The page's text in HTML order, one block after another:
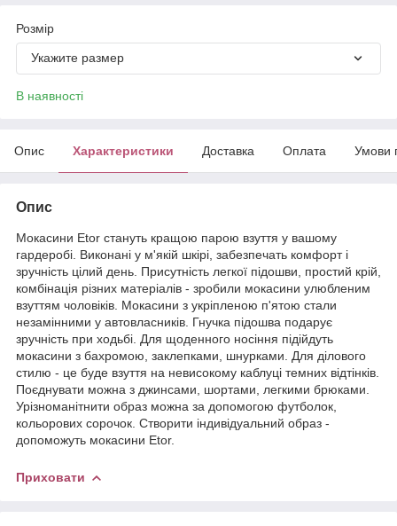
Розмір
Укажите размер
В наявності
Опис Характеристики Доставка Оплата Умови
Опис
Мокасини Etor стануть кращою парою взуття у вашому
гардеробі. Виконані у м'якій шкірі, забезпечать комфорт і
зручність цілий день. Присутність легкої підошви, простий крій,
комбінація різних матеріалів - зробили мокасини улюбленим
взуттям чоловіків. Мокасини з укріпленою п'ятою стали
незамінними у автовласників. Гнучка підошва подарує
зручність при ходьбі. Для щоденного носіння підійдуть
мокасини з бахромою, заклепками, шнурками. Для ділового
стилю - це буде взуття на невисокому каблуці темних відтінків.
Поєднувати можна з джинсами, шортами, легкими брюками.
Урізноманітнити образ можна за допомогою футболок,
кольорових сорочок. Створити індивідуальний образ -
допоможуть мокасини Etor.
Приховати